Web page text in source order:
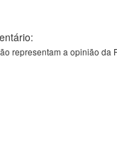
representam a opinião